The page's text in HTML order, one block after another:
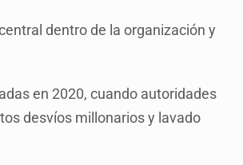
dentro de la organización y
en 2020, cuando autoridades
desvíos millonarios y lavado